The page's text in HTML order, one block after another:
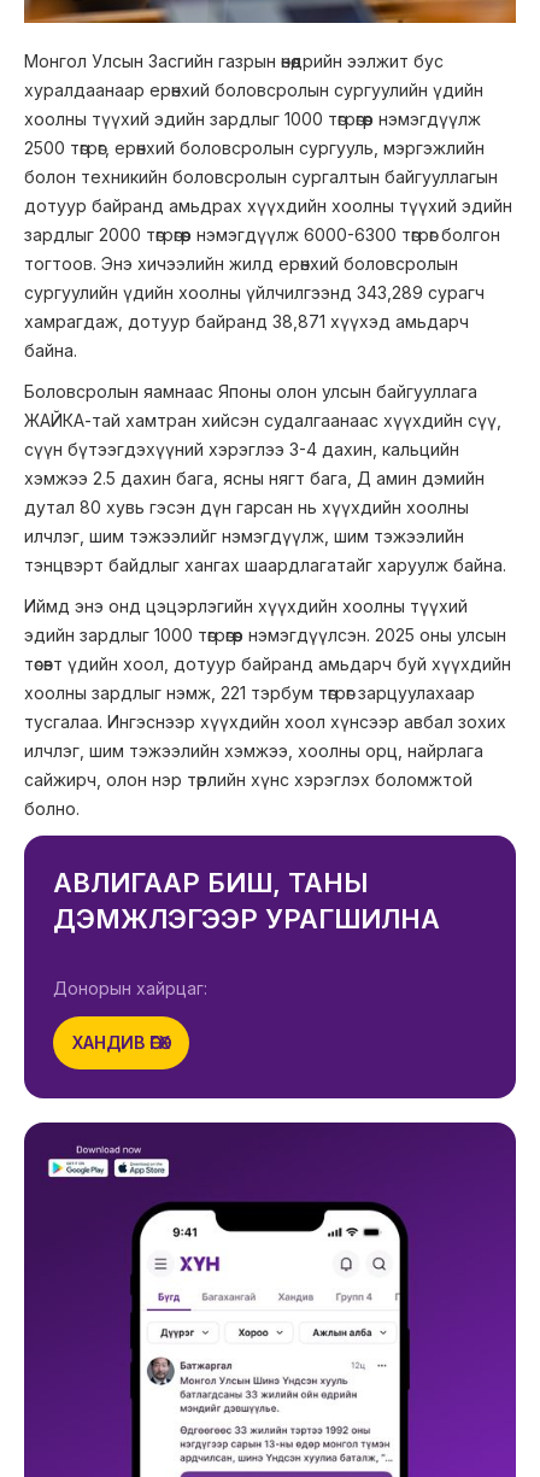
Монгол Улсын Засгийн газрын өнөөдрийн ээлжит бус
хуралдаанаар ерөнхий боловсролын сургуулийн үдийн
хоолны түүхий эдийн зардлыг 1000 төгрөгөөр нэмэгдүүлж
2500 төгрөг, ерөнхий боловсролын сургууль, мэргэжлийн
болон техникийн боловсролын сургалтын байгууллагын
дотуур байранд амьдрах хүүхдийн хоолны түүхий эдийн
зардлыг 2000 төгрөгөөр нэмэгдүүлж 6000-6300 төгрөг болгон
тогтоов. Энэ хичээлийн жилд ерөнхий боловсролын
сургуулийн үдийн хоолны үйлчилгээнд 343,289 сурагч
хамрагдаж, дотуур байранд 38,871 хүүхэд амьдарч
байна.
Боловсролын яамнаас Японы олон улсын байгууллага
ЖАЙКА-тай хамтран хийсэн судалгаанаас хүүхдийн сүү,
сүүн бүтээгдэхүүний хэрэглээ 3-4 дахин, кальцийн
хэмжээ 2.5 дахин бага, ясны нягт бага, Д амин дэмийн
дутал 80 хувь гэсэн дүн гарсан нь хүүхдийн хоолны
илчлэг, шим тэжээлийг нэмэгдүүлж, шим тэжээлийн
тэнцвэрт байдлыг хангах шаардлагатайг харуулж байна.
Иймд энэ онд цэцэрлэгийн хүүхдийн хоолны түүхий
эдийн зардлыг 1000 төгрөгөөр нэмэгдүүлсэн. 2025 оны улсын
төсөвт үдийн хоол, дотуур байранд амьдарч буй хүүхдийн
хоолны зардлыг нэмж, 221 тэрбум төгрөг зарцуулахаар
тусгалаа. Ингэснээр хүүхдийн хоол хүнсээр авбал зохих
илчлэг, шим тэжээлийн хэмжээ, хоолны орц, найрлага
сайжирч, олон нэр төрлийн хүнс хэрэглэх боломжтой
болно.
АВЛИГААР БИШ, ТАНЫ
ДЭМЖЛЭГЭЭР УРАГШИЛНА
Донорын хайрцаг:
ХАНДИВ ӨГӨХ